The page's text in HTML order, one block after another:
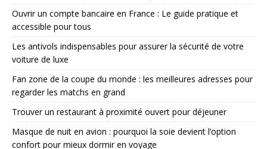
Ouvrir un compte bancaire en France : Le guide pratique et
accessible pour tous
Les antivols indispensables pour assurer la sécurité de votre
voiture de luxe
Fan zone de la coupe du monde : les meilleures adresses pour
regarder les matchs en grand
Trouver un restaurant à proximité ouvert pour déjeuner
Masque de nuit en avion : pourquoi la soie devient l’option
confort pour mieux dormir en voyage